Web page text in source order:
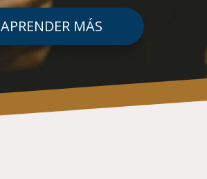
APRENDER MÁS